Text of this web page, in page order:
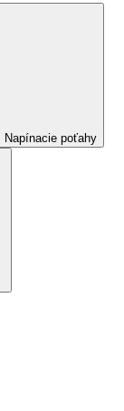
Napínacie poťahy